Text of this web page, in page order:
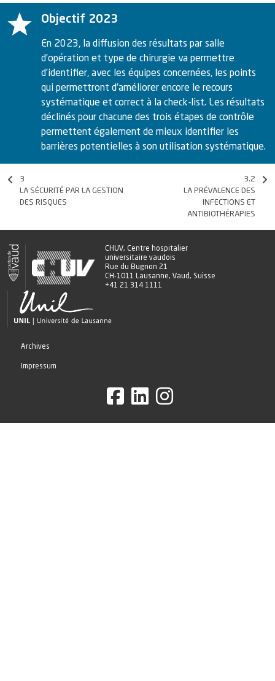
Objectif 2023
En 2023, la diffusion des résultats par salle
d’opération et type de chirurgie va permettre
d’identifier, avec les équipes concernées, les points
qui permettront d’améliorer encore le recours
systématique et correct à la check-list. Les résultats
déclinés pour chacune des trois étapes de contrôle
permettent également de mieux identifier les
barrières potentielles à son utilisation systématique.
3
LA SÉCURITÉ PAR LA GESTION
DES RISQUES
3.2
LA PRÉVALENCE DES
INFECTIONS ET
ANTIBIOTHÉRAPIES
CHUV, Centre hospitalier
universitaire vaudois
Rue du Bugnon 21
CH-1011 Lausanne, Vaud, Suisse
+41 21 314 1111
Archives
Impressum